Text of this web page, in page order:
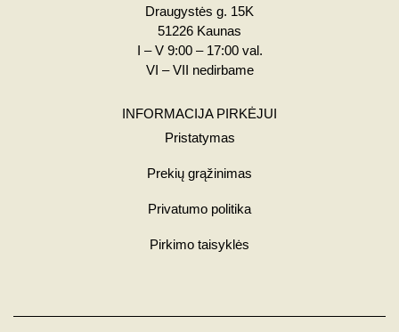
Draugystės g. 15K
51226 Kaunas
I – V 9:00 – 17:00 val.
VI – VII nedirbame
INFORMACIJA PIRKĖJUI
Pristatymas
Prekių grąžinimas
Privatumo politika
Pirkimo taisyklės